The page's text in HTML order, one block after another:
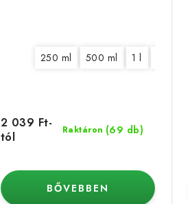
250 ml 500 ml 1 l
Raktáron (69 db)
2 039 Ft-
tól
BŐVEBBEN